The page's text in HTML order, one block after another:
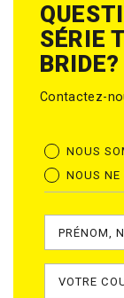
SÉRIE
BRIDE?
Contactez-
NOUS
NOUS NE